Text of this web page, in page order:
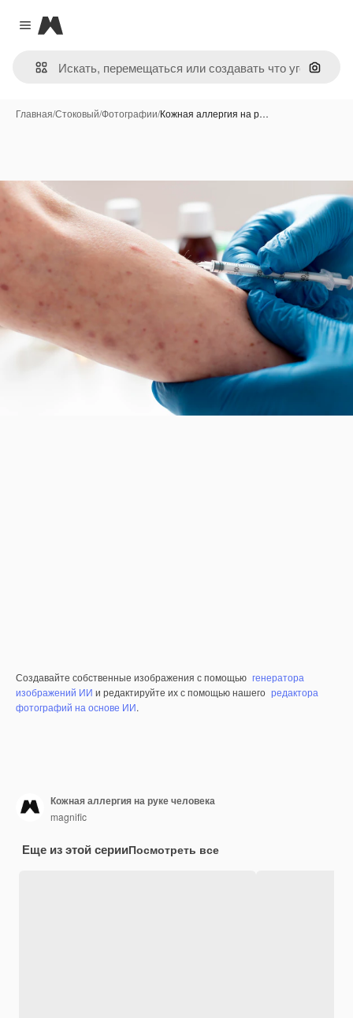
Close menu
Magnific
Поиск
Главная/Стоковый/Фотографии/Кожная аллергия на р…
Создавайте собственные изображения с помощью генератора
изображений ИИ и редактируйте их с помощью нашего редактора
фотографий на основе ИИ.
Кожная аллергия на руке человека
magnific
Еще из этой серииПосмотреть все